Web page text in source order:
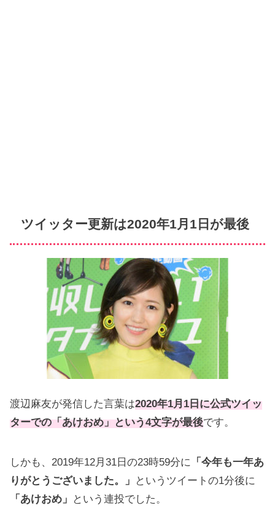
ツイッター更新は2020年1月1日が最後
渡辺麻友が発信した言葉は2020年1月1日に公式ツイッ
ターでの「あけおめ」という4文字が最後です。
しかも、2019年12月31日の23時59分に 「今年も一年あ
りがとうございました。」 というツイートの1分後に
「あけおめ」 という連投でした。